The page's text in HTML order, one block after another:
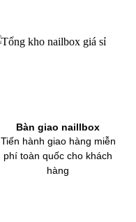
Bàn giao naillbox
Tiến hành giao hàng miễn
phí toàn quốc cho khách
hàng